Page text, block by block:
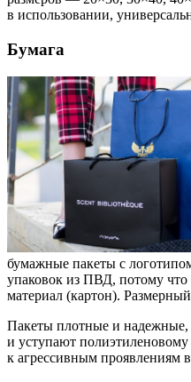
в использовании,
Бумага
бумажные пакеты с
упаковок из ПВД, потому что
материал (картон).
Пакеты плотные и надежные,
и уступают
к агрессивным проявлениям